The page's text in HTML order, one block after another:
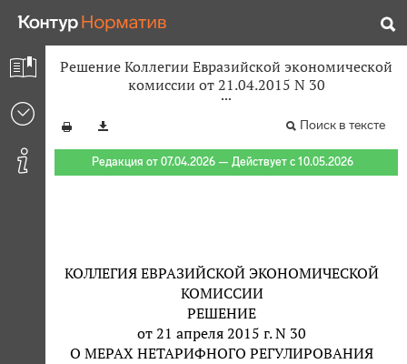
Решение Коллегии Евразийской экономической
комиссии от 21.04.2015 N 30
Поиск в тексте
Редакция от 07.04.2026 — Действует с 10.05.2026
КОЛЛЕГИЯ ЕВРАЗИЙСКОЙ ЭКОНОМИЧЕСКОЙ
КОМИССИИ
РЕШЕНИЕ
от 21 апреля 2015 г. N 30
О МЕРАХ НЕТАРИФНОГО РЕГУЛИРОВАНИЯ